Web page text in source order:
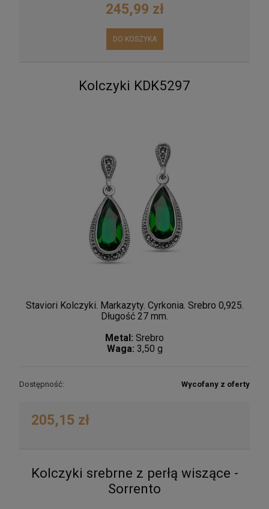
245,99 zł
DO KOSZYKA
Kolczyki KDK5297
Staviori Kolczyki. Markazyty. Cyrkonia. Srebro 0,925.
Długość 27 mm.
Metal: Srebro
Waga: 3,50 g
Dostępność: Wycofany z oferty
205,15 zł
Kolczyki srebrne z perłą wiszące -
Sorrento